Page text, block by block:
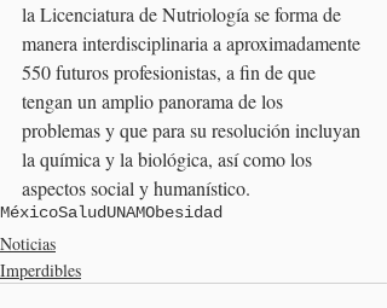
la Licenciatura de Nutriología se forma de
manera interdisciplinaria a aproximadamente
550 futuros profesionistas, a fin de que
tengan un amplio panorama de los
problemas y que para su resolución incluyan
la química y la biológica, así como los
aspectos social y humanístico.
MéxicoSaludUNAMObesidad
Noticias
Imperdibles